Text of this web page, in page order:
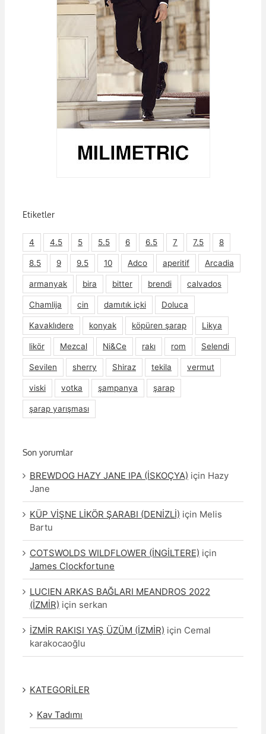
Etiketler
4 4.5 5 5.5 6 6.5 7 7.5 8
8.5 9 9.5 10 Adco aperitif Arcadia
armanyak bira bitter brendi calvados
Chamlija cin damıtık içki Doluca
Kavaklıdere konyak köpüren şarap Likya
likör Mezcal Ni&Ce rakı rom Selendi
Sevilen sherry Shiraz tekila vermut
viski votka şampanya şarap
şarap yarışması
Son yorumlar
BREWDOG HAZY JANE IPA (İSKOÇYA) için Hazy
Jane
KÜP VİŞNE LİKÖR ŞARABI (DENİZLİ) için Melis
Bartu
COTSWOLDS WILDFLOWER (İNGİLTERE) için
James Clockfortune
LUCIEN ARKAS BAĞLARI MEANDROS 2022
(İZMİR) için serkan
İZMİR RAKISI YAŞ ÜZÜM (İZMİR) için Cemal
karakocaoğlu
KATEGORİLER
Kav Tadımı